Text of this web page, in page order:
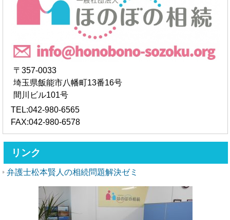
〒357-0033
埼玉県飯能市八幡町13番16号
間川ビル101号
TEL:042-980-6565
FAX:042-980-6578
リンク
弁護士松本賢人の相続問題解決ゼミ